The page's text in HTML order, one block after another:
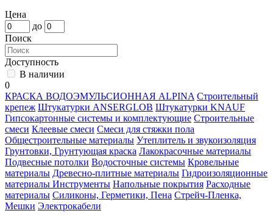
Цена
до
Поиск
Доступность
В наличии
0
КРАСКА ВОДОЭМУЛЬСИОННАЯ ALPINA Строительный
крепеж Штукатурки ANSERGLOB Штукатурки KNAUF
Гипсокартонные системы и комплектующие Строительные
смеси Клеевые смеси Смеси для стяжки пола
Общестроительные материалы Утеплитель и звукоизоляция
Грунтовки, Грунтующая краска Лакокрасочные материалы
Подвесные потолки Водосточные системы Кровельные
материалы Древесно-плитные материалы Гидроизоляционные
материалы Инструменты Напольные покрытия Расходные
материалы Силиконы, Герметики, Пена Стрейч-Пленка,
Мешки Электрокабели